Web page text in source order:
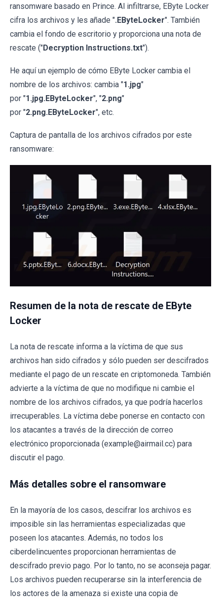
ransomware basado en Prince. Al infiltrarse, EByte Locker
cifra los archivos y les añade ".EByteLocker". También
cambia el fondo de escritorio y proporciona una nota de
rescate ("Decryption Instructions.txt").
He aquí un ejemplo de cómo EByte Locker cambia el
nombre de los archivos: cambia "1.jpg"
por "1.jpg.EByteLocker", "2.png"
por "2.png.EByteLocker", etc.
Captura de pantalla de los archivos cifrados por este
ransomware:
Resumen de la nota de rescate de EByte
Locker
La nota de rescate informa a la víctima de que sus
archivos han sido cifrados y sólo pueden ser descifrados
mediante el pago de un rescate en criptomoneda. También
advierte a la víctima de que no modifique ni cambie el
nombre de los archivos cifrados, ya que podría hacerlos
irrecuperables. La víctima debe ponerse en contacto con
los atacantes a través de la dirección de correo
electrónico proporcionada (example@airmail.cc) para
discutir el pago.
Más detalles sobre el ransomware
En la mayoría de los casos, descifrar los archivos es
imposible sin las herramientas especializadas que
poseen los atacantes. Además, no todos los
ciberdelincuentes proporcionan herramientas de
descifrado previo pago. Por lo tanto, no se aconseja pagar.
Los archivos pueden recuperarse sin la interferencia de
los actores de la amenaza si existe una copia de